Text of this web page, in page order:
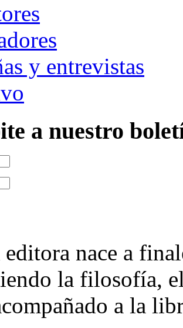
y entrevistas
a nuestro
nace a
la filosofía,
a la